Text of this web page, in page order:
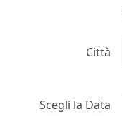
Città
Scegli la Data